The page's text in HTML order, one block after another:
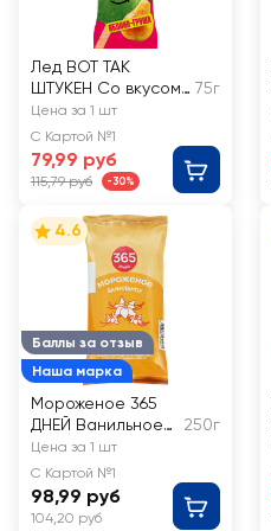
Лед ВОТ ТАК
ШТУКЕН Со вкусом
яблоко-груша
75г
Цена за 1 шт
С Картой №1
79,99 руб
115,79 руб -30%
Баллы за отзыв
Наша марка
4.6
Мороженое 365
ДНЕЙ Ванильное
12%, с змж, брикет
250г
Цена за 1 шт
С Картой №1
98,99 руб
104,20 руб